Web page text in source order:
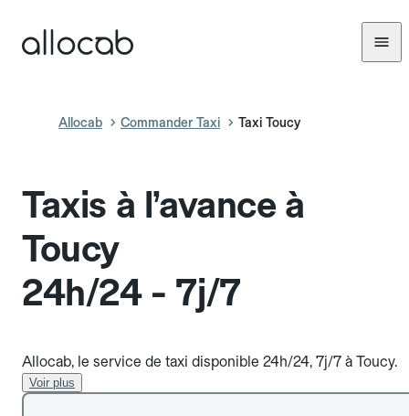
Allocab Commander Taxi Taxi Toucy
Taxis à l’avance à
Toucy
24h/24 - 7j/7
Allocab, le service de taxi disponible 24h/24, 7j/7 à Toucy.
Voir plus